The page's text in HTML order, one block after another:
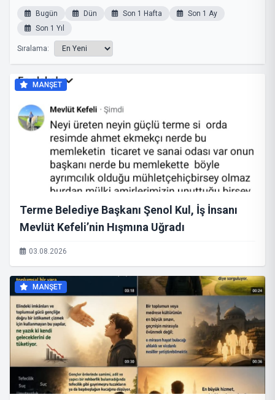
Bugün Dün Son 1 Hafta
Son 1 Ay
Son 1 Yıl
Sıralama:
MANŞET
Terme Belediye Başkanı Şenol Kul, İş İnsanı
Mevlüt Kefeli’nin Hışmına Uğradı
03.08.2026
MANŞET